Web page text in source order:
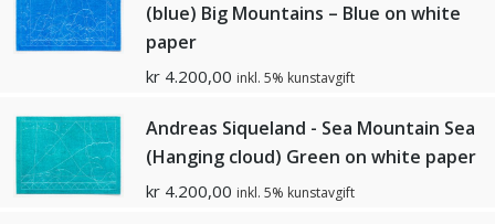
(blue) Big Mountains – Blue on white
paper
kr 4.200,00 inkl. 5% kunstavgift
Andreas Siqueland - Sea Mountain Sea
(Hanging cloud) Green on white paper
kr 4.200,00 inkl. 5% kunstavgift